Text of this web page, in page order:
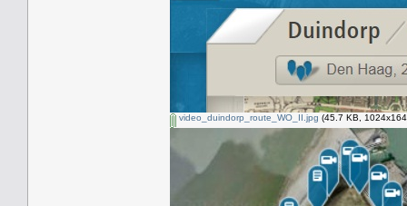
video_duindorp_route_WO_II.jpg (45.7 KB,